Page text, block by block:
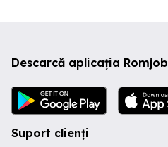
Descarcă aplicația Romjob
Suport clienți